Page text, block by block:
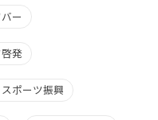
ー
発
スポーツ振興